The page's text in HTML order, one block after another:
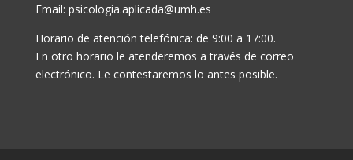
Email: psicologia.aplicada@umh.es
Horario de atención telefónica: de 9:00 a 17:00.
En otro horario le atenderemos a través de correo
electrónico. Le contestaremos lo antes posible.